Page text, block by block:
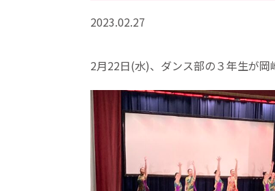
2023.02.27
2月22日(水)、ダンス部の３年生が岡